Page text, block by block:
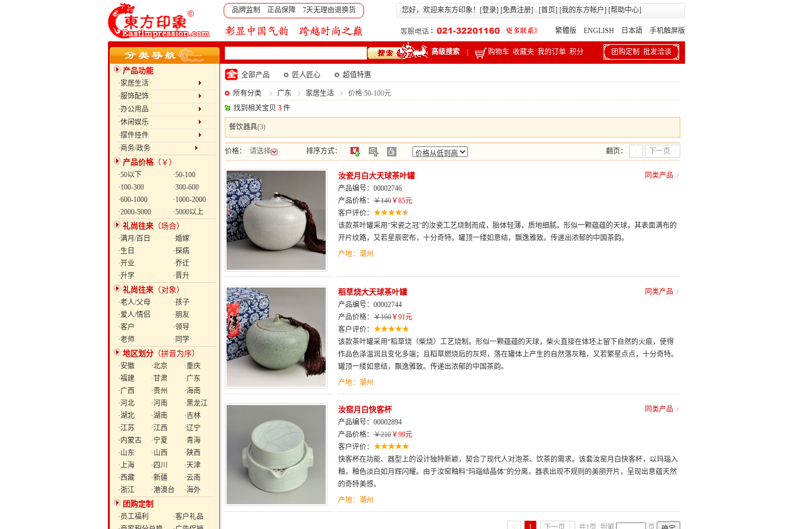
品牌监制 正品保障 7天无理由退换货 您好，欢迎来东方印象！[登录] [免费注册] . [首页] [我的东方帐户] [帮助中心]
繁體版 ENGLISH 日本語 手机触屏版
高级搜索 购物车 收藏夹 我的订单 积分 团购定制 批发洽谈
产品功能
·家居生活
·服饰配饰
·办公用品
·休闲娱乐
·摆件挂件
·商务/政务
产品价格（￥）
·50以下
·50-100
·100-300
·300-600
·600-1000
·1000-2000
·2000-5000
·5000以上
礼尚往来 （场合）
·满月/百日
·婚嫁
·生日
·探病
·开业
·乔迁
·升学
·晋升
礼尚往来 （对象）
·老人/父母
·孩子
·爱人/情侣
·朋友
·客户
·领导
·老师
·同学
地区划分 （拼音为序）
·安徽 ·北京
·重庆
·福建
·甘肃
·广东
·广西
·贵州
·海南
·河北
·河南
·黑龙江
·湖北
·湖南
·吉林
·江苏
·江西
·辽宁
·内蒙古
·宁夏
·青海
·山东
·山西
·陕西
·上海
·四川
·天津
·西藏
·新疆
·云南
·浙江
·港澳台 ·海外
团购定制
·员工福利
·客户礼品
全部产品 匠人匠心 超值特惠
所有分类 广东 家居生活
价格:50-100元
找到相关宝贝 3 件
餐饮器具(3)
价格： 请选择 排序方式： 翻页： 下一页
汝瓷月白大天球茶叶罐
同类产品
产品编号：00002746
产品价格： ￥140￥85元
客户评价：
该款茶叶罐采用“宋瓷之冠”的汝瓷工艺烧制而成，胎体轻薄，质地细腻。形似一颗蕴蕴的天球，其表面满布的
开片纹路，又若星辰密布，十分奇特。罐顶一缕如意结，飘逸雅致。传递出浓郁的中国茶韵。
产地：潮州
稻草烧大天球茶叶罐
同类产品
产品编号：00002744
产品价格： ￥160￥91元
客户评价：
该款茶叶罐采用“稻草烧（柴烧）工艺烧制。形似一颗蕴蕴的天球，柴火直接在体坯上留下自然的火痕，使得
作品色泽温润且变化多端；且稻草燃烧后的灰烬，落在罐体上产生的自然落灰釉，又若繁星点点，十分奇特。
罐顶一缕如意结，飘逸雅致。传递出浓郁的中国茶韵。
产地：潮州
汝窑月白快客杯
同类产品
产品编号：00002894
产品价格： ￥210￥99元
客户评价：
快客杯在功能、器型上的设计独特新颖，契合了现代人对泡茶、饮茶的需求。该套汝窑月白快客杯，以玛瑙入
釉，釉色淡白如月辉闪耀。由于汝窑釉料“玛瑙结晶体”的分离，器表出现不规则的美丽开片，呈现出意蕴天然
的奇特美感。
产地：潮州